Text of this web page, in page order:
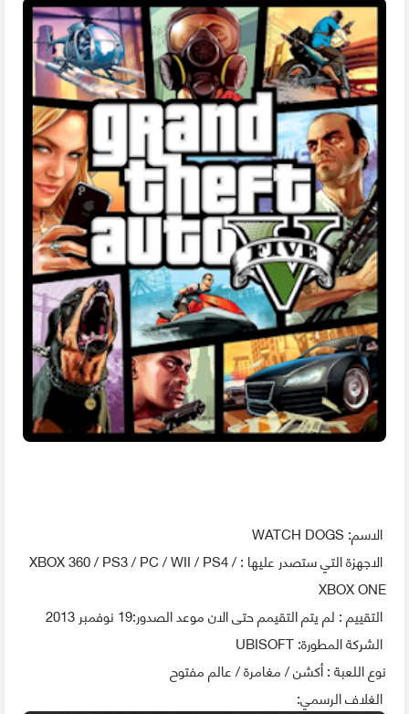
الاسم: WATCH DOGS
الاجهزة التي ستصدر عليها : XBOX 360 / PS3 / PC / WII / PS4 /
XBOX ONE
التقييم : لم يتم التقيمم حتى الان موعد الصدور:19 نوفمبر 2013
الشركة المطورة: UBISOFT
نوع اللعبة : أكشن / مغامرة / عالم مفتوح
الغلاف الرسمي: